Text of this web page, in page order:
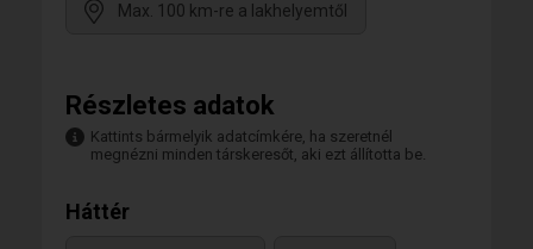
Max. 100 km-re a lakhelyemtől
Részletes adatok
Kattints bármelyik adatcímkére, ha szeretnél
megnézni minden társkeresőt, aki ezt állította be.
Háttér